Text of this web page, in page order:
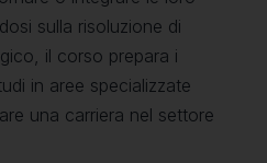
sulla risoluzione di
il corso prepara i
in aree specializzate
una carriera nel settore